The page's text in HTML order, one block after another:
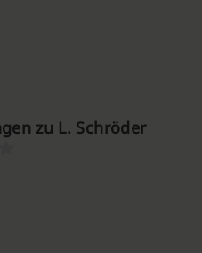
zu L. Schröder